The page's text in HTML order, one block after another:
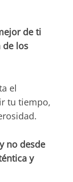
de ti
de los
el
tu tiempo,
no desde
y